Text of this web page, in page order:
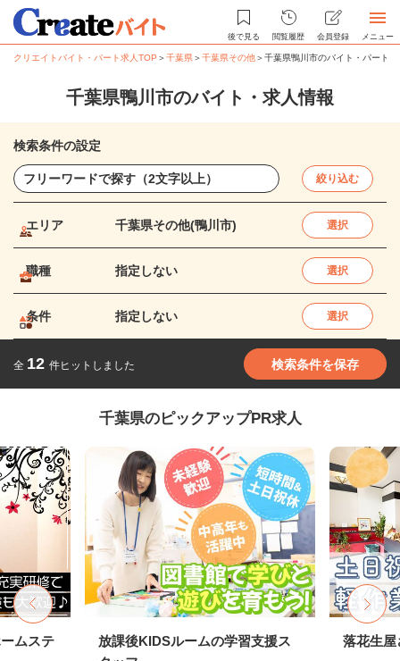
後で見る 閲覧履歴 会員登録 メニュー
クリエイトバイト・パート求人TOP ＞千葉県＞千葉県その他＞千葉県鴨川市のバイト・パート求
千葉県鴨川市のバイト・求人情報
検索条件の設定
絞り込む
エリア 千葉県その他(鴨川市) 選択
職種 指定しない 選択
条件 指定しない 選択
全 12 件ヒットしました 検索条件を保存
千葉県のピックアップPR求人
ムステ
放課後KIDSルームの学習支援ス
落花生屋